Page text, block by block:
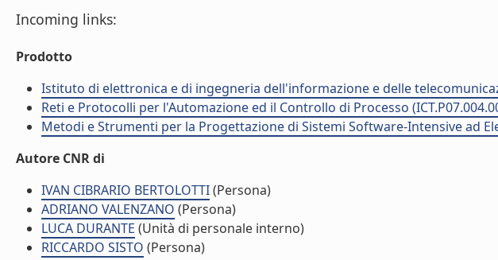
Incoming links:
Prodotto
Istituto di elettronica e di ingegneria dell'informazione e delle
Reti e Protocolli per l'Automazione ed il Controllo di Processo
Metodi e Strumenti per la Progettazione di Sistemi Software-Intensive ad
Autore CNR di
IVAN CIBRARIO BERTOLOTTI(Persona)
ADRIANO VALENZANO (Persona)
LUCA DURANTE (Unità di personale interno)
RICCARDO SISTO (Persona)